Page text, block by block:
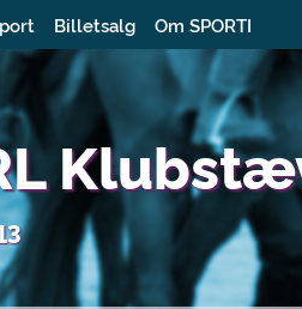
Billetsalg Om SPORTI